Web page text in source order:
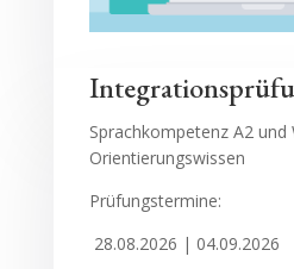
Sprachkompetenz A2 und
Orientierungswissen
Prüfungstermine:
28.08.2026 | 04.09.2026